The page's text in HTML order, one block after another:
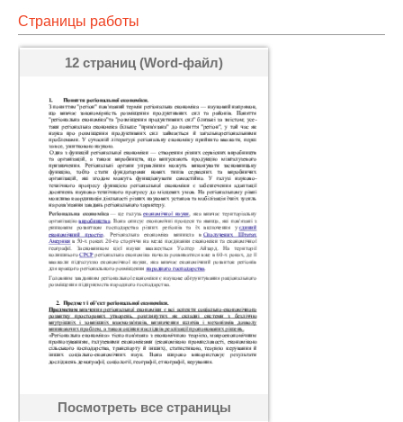
Страницы работы
12 страниц (Word-файл)
Посмотреть все страницы